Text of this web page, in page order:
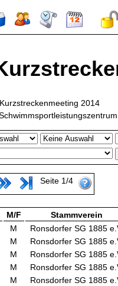
2014
Seite 1/4
M/F Stammverein
M Ronsdorfer SG 1885
M Ronsdorfer SG 1885
M Ronsdorfer SG 1885
M Ronsdorfer SG 1885
M Ronsdorfer SG 1885